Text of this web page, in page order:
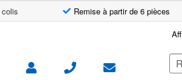
Remise à partir de 6 pièces
for: